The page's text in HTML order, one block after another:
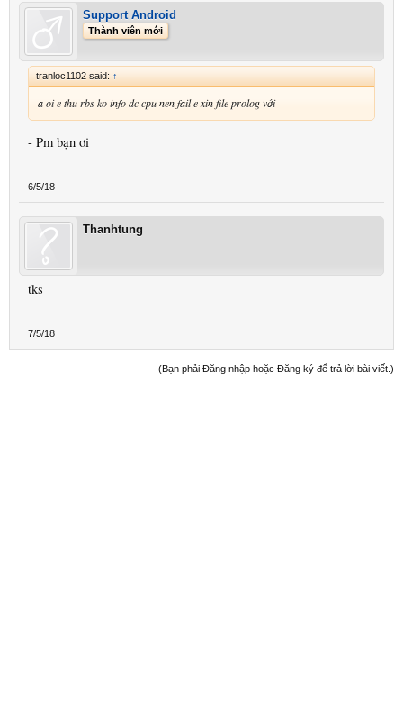
Support Android
Thành viên mới
tranloc1102 said: ↑
a oi e thu rbs ko info dc cpu nen fail e xin file prolog với
- Pm bạn ơi
6/5/18
Thanhtung
tks
7/5/18
(Bạn phải Đăng nhập hoặc Đăng ký để trả lời bài viết.)